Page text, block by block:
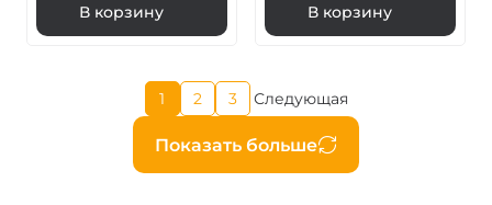
В корзину В корзину
Нумерация
страниц
Показать больше
Текущая
страница
1
Страница
2
Страница
3
Следующая
страница
Следующая